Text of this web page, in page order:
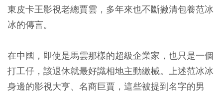
東皮卡王影視老總賈雲，多年來也不斷撇清包養范冰
冰的傳言。
在中國，即使是馬雲那樣的超級企業家，也只是一個
打工仔，該退休就最好識相地主動繳械。上述范冰冰
身邊的影視大亨、名商巨賈，這些被提到名字的男